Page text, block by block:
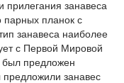
прилегания занавеса
парных планок с
занавеса наиболее
с Первой Мировой
был предложен
занавес